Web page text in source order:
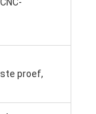
proef,